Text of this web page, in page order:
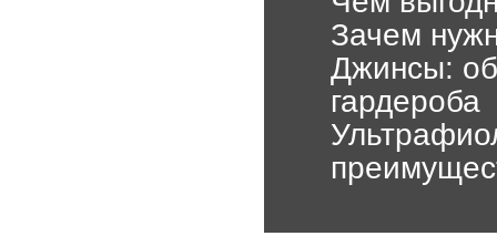
Зачем
Джинсы:
гардероба